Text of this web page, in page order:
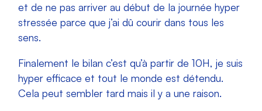
et de ne pas arriver au début de la journée hyper
stressée parce que j’ai dû courir dans tous les
sens.
Finalement le bilan c’est qu’à partir de 10H, je suis
hyper efficace et tout le monde est détendu.
Cela peut sembler tard mais il y a une raison.